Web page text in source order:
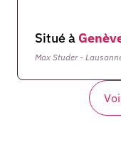
Situé à
Max Studer -